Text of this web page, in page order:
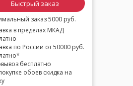
Быстрый заказ
заказ 5000 руб.
в пределах МКАД
по России от 50000 руб.
бесплатно
обоев скидка на